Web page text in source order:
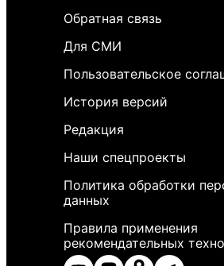
Обратная связь
Для СМИ
Пользовательское
История версий
Редакция
Наши спецпроекты
Политика обработки
данных
Правила применения
рекомендательных